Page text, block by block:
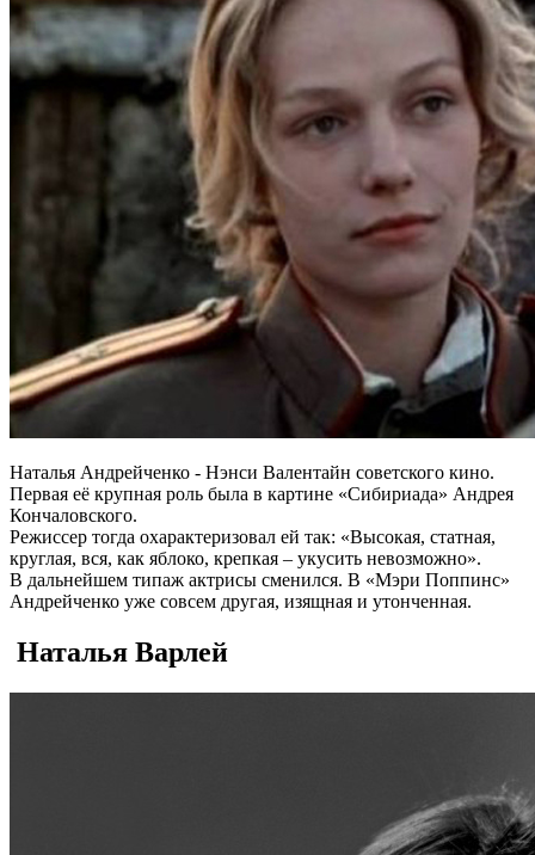
Наталья Андрейченко - Нэнси Валентайн советского кино.
Первая её крупная роль была в картине «Сибириада» Андрея
Кончаловского.
Режиссер тогда охарактеризовал ей так: «Высокая, статная,
круглая, вся, как яблоко, крепкая – укусить невозможно».
В дальнейшем типаж актрисы сменился. В «Мэри Поппинс»
Андрейченко уже совсем другая, изящная и утонченная.
Наталья Варлей